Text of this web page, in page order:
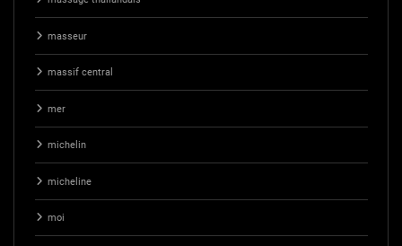
masseur
massif central
mer
michelin
micheline
moi